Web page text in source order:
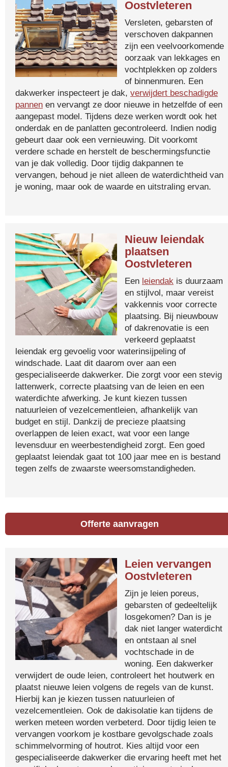
Oostvleteren
Versleten, gebarsten of
verschoven dakpannen
zijn een veelvoorkomende
oorzaak van lekkages en
vochtplekken op zolders
of binnenmuren. Een
dakwerker inspecteert je dak, verwijdert beschadigde
pannen en vervangt ze door nieuwe in hetzelfde of een
aangepast model. Tijdens deze werken wordt ook het
onderdak en de panlatten gecontroleerd. Indien nodig
gebeurt daar ook een vernieuwing. Dit voorkomt
verdere schade en herstelt de beschermingsfunctie
van je dak volledig. Door tijdig dakpannen te
vervangen, behoud je niet alleen de waterdichtheid van
je woning, maar ook de waarde en uitstraling ervan.
Nieuw leiendak
plaatsen
Oostvleteren
Een leiendak is duurzaam
en stijlvol, maar vereist
vakkennis voor correcte
plaatsing. Bij nieuwbouw
of dakrenovatie is een
verkeerd geplaatst
leiendak erg gevoelig voor waterinsijpeling of
windschade. Laat dit daarom over aan een
gespecialiseerde dakwerker. Die zorgt voor een stevig
lattenwerk, correcte plaatsing van de leien en een
waterdichte afwerking. Je kunt kiezen tussen
natuurleien of vezelcementleien, afhankelijk van
budget en stijl. Dankzij de precieze plaatsing
overlappen de leien exact, wat voor een lange
levensduur en weerbestendigheid zorgt. Een goed
geplaatst leiendak gaat tot 100 jaar mee en is bestand
tegen zelfs de zwaarste weersomstandigheden.
Offerte aanvragen
Leien vervangen
Oostvleteren
Zijn je leien poreus,
gebarsten of gedeeltelijk
losgekomen? Dan is je
dak niet langer waterdicht
en ontstaan al snel
vochtschade in de
woning. Een dakwerker
verwijdert de oude leien, controleert het houtwerk en
plaatst nieuwe leien volgens de regels van de kunst.
Hierbij kan je kiezen tussen natuurleien of
vezelcementleien. Ook de dakisolatie kan tijdens de
werken meteen worden verbeterd. Door tijdig leien te
vervangen voorkom je kostbare gevolgschade zoals
schimmelvorming of houtrot. Kies altijd voor een
gespecialiseerde dakwerker die ervaring heeft met het